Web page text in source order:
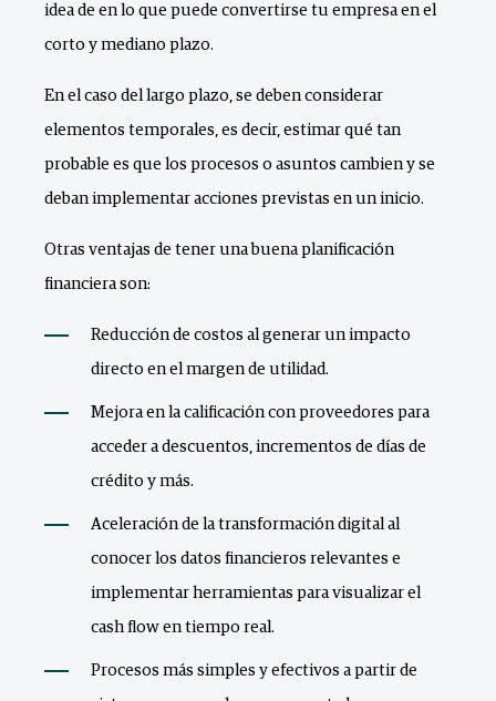
idea de en lo que puede convertirse tu empresa en el
corto y mediano plazo.
En el caso del largo plazo, se deben considerar
elementos temporales, es decir, estimar qué tan
probable es que los procesos o asuntos cambien y se
deban implementar acciones previstas en un inicio.
Otras ventajas de tener una buena planificación
financiera son:
Reducción de costos al generar un impacto
directo en el margen de utilidad.
Mejora en la calificación con proveedores para
acceder a descuentos, incrementos de días de
crédito y más.
Aceleración de la transformación digital al
conocer los datos financieros relevantes e
implementar herramientas para visualizar el
cash flow en tiempo real.
Procesos más simples y efectivos a partir de